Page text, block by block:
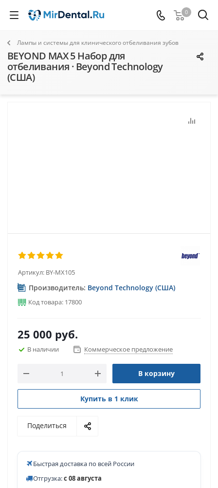
0
Лампы и системы для клинического отбеливания зубов
BEYOND MAX 5 Набор для
отбеливания · Beyond Technology
(США)
Артикул: BY-MX105
Производитель: Beyond Technology (США)
Код товара: 17800
25 000 руб.
В наличии Коммерческое предложение
В корзину
Купить в 1 клик
Поделиться
Быстрая доставка по всей России
Отгрузка:с 08 августа